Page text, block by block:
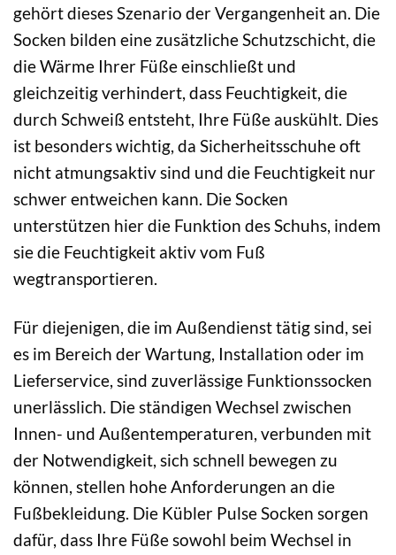
gehört dieses Szenario der Vergangenheit an. Die
Socken bilden eine zusätzliche Schutzschicht, die
die Wärme Ihrer Füße einschließt und
gleichzeitig verhindert, dass Feuchtigkeit, die
durch Schweiß entsteht, Ihre Füße auskühlt. Dies
ist besonders wichtig, da Sicherheitsschuhe oft
nicht atmungsaktiv sind und die Feuchtigkeit nur
schwer entweichen kann. Die Socken
unterstützen hier die Funktion des Schuhs, indem
sie die Feuchtigkeit aktiv vom Fuß
wegtransportieren.
Für diejenigen, die im Außendienst tätig sind, sei
es im Bereich der Wartung, Installation oder im
Lieferservice, sind zuverlässige Funktionssocken
unerlässlich. Die ständigen Wechsel zwischen
Innen- und Außentemperaturen, verbunden mit
der Notwendigkeit, sich schnell bewegen zu
können, stellen hohe Anforderungen an die
Fußbekleidung. Die Kübler Pulse Socken sorgen
dafür, dass Ihre Füße sowohl beim Wechsel in